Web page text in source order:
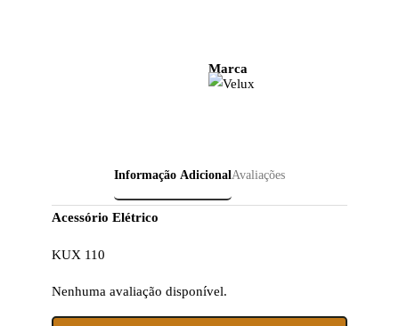
Marca
Informação AdicionalAvaliações
Acessório Elétrico
KUX 110
Nenhuma avaliação disponível.